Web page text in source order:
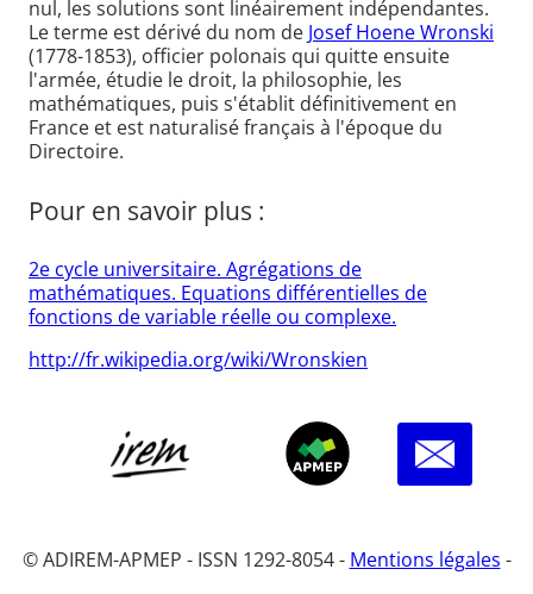
nul, les solutions sont linéairement indépendantes.
Le terme est dérivé du nom de Josef Hoene Wronski
(1778-1853), officier polonais qui quitte ensuite
l'armée, étudie le droit, la philosophie, les
mathématiques, puis s'établit définitivement en
France et est naturalisé français à l'époque du
Directoire.
Pour en savoir plus :
2e cycle universitaire. Agrégations de
mathématiques. Equations différentielles de
fonctions de variable réelle ou complexe.
http://fr.wikipedia.org/wiki/Wronskien
© ADIREM-APMEP - ISSN 1292-8054 - Mentions légales -